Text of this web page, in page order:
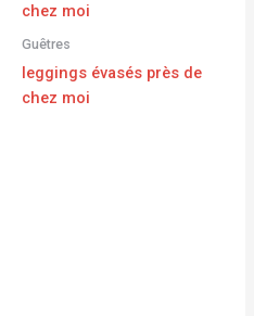
Guêtres
leggings évasés près de
chez moi